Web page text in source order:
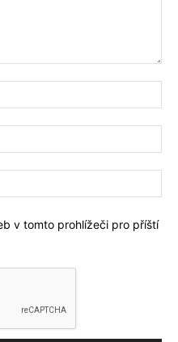
v tomto prohlížeči pro příští